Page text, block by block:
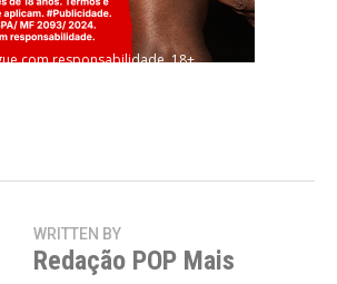
com responsabilidade. 18+
WRITTEN BY
Redação POP Mais